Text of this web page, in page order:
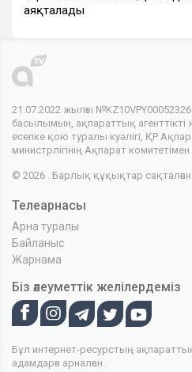
аяқталады
21.07.2022 жылғы
басылымын, ақпараттық
есепке қою туралы куәлігі, ҚР
министрлігінің Ақпарат комитетімен
© 2026 . Барлық құқықтар сақталған
Телеарнасы
Арна туралы
Байланыс
Жарнама
Біз әлеуметтік желілердеміз
Бұл интернет-ресурстың
адамдарға арналған.